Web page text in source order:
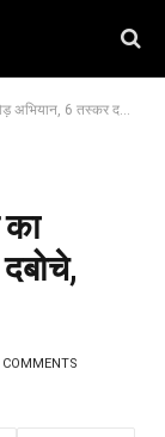
दबोचे, नशीली दवाएं भी बरामद
COMMENTS